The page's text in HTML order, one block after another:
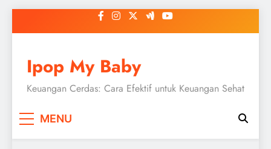
to
Ipop My Baby
Keuangan Cerdas: Cara Efektif untuk Keuangan Sehat
MENU